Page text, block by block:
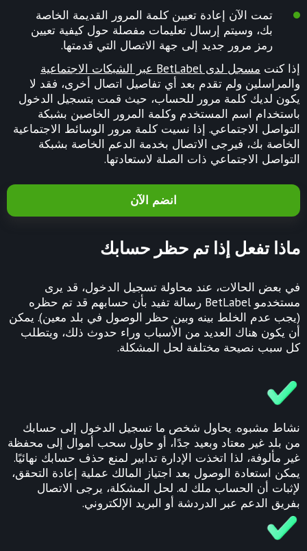
تمت الآن إعادة تعيين كلمة المرور القديمة الخاصة
بك، وسيتم إرسال تعليمات مفصلة حول كيفية تعيين
رمز مرور جديد إلى جهة الاتصال التي قدمتها.
إذا كنت مسجل لدى BetLabel عبر الشبكات الاجتماعية
والمراسلين ولم تقدم بعد أي تفاصيل اتصال أخرى، فقد لا
يكون لديك كلمة مرور للحساب، حيث قمت بتسجيل الدخول
باستخدام اسم المستخدم وكلمة المرور الخاصين بشبكة
التواصل الاجتماعي. إذا نسيت كلمة مرور الوسائط الاجتماعية
الخاصة بك، فيرجى الاتصال بخدمة الدعم الخاصة بشبكة
التواصل الاجتماعي ذات الصلة لاستعادتها.
انضم الآن
ماذا تفعل إذا تم حظر حسابك
في بعض الحالات، عند محاولة تسجيل الدخول، قد يرى
مستخدمو BetLabel رسالة تفيد بأن حسابهم قد تم حظره
(يجب عدم الخلط بينه وبين حظر الوصول في بلد معين). يمكن
أن يكون هناك العديد من الأسباب وراء حدوث ذلك، ويتطلب
كل سبب نصيحة مختلفة لحل المشكلة.
نشاط مشبوه. يحاول شخص ما تسجيل الدخول إلى حسابك
من بلد غير معتاد وبعيد جدًا، أو حاول سحب أموال إلى محفظة
غير مألوفة، لذا اتخذت الإدارة تدابير لمنع حذف حسابك نهائيًا.
يمكن استعادة الوصول بعد اجتياز المالك عملية إعادة التحقق،
لإثبات أن الحساب ملك له. لحل المشكلة، يرجى الاتصال
بفريق الدعم عبر الدردشة أو البريد الإلكتروني.